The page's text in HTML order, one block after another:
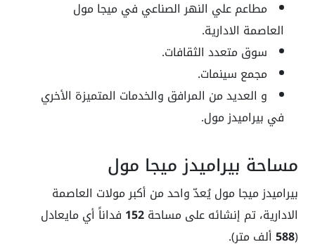
مطاعم علي النهر الصناعي في ميجا مول
العاصمة الادارية.
سوق متعدد الثقافات.
مجمع سينمات.
و العديد من المرافق والخدمات المتميزة الأخري
في بيراميدز مول.
مساحة بيراميدز ميجا مول
بيراميدز ميجا مول يُعدّ واحد من أكبر مولات العاصمة
الادارية، تم إنشائه على مساحة152 فداناً أي مايعادل
(
588ألف متر).